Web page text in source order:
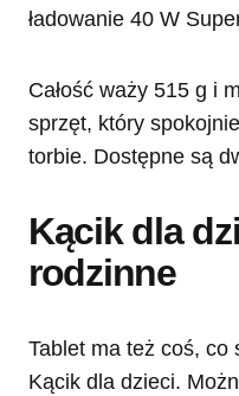
ładowanie 40 W
Całość waży 515 g i
sprzęt, który
torbie. Dostępne są
Kącik dla
rodzinne
Tablet ma też coś, co
Kącik dla dzieci.